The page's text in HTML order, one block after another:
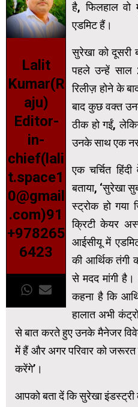
Lalit
Kumar(R
aju)
Editor-
in-
chief(lali
t.space1
0@gmail
.com)91
+978265
6423
है, फिलहाल वो
एडमिट हैं।
सुरेखा को दूसरी
पहले उन्हें साल
रिलीज़ होने के
बाद कुछ वक्त
ठीक हो गईं,
उनके साथ एक
एक चर्चित
बताया, ‘सुरेखा
स्ट्रोक हो गया
क्रिटी केयर
आईसीयू में
की आर्थिक तंगी
से मदद मांगी
कहना है कि
हालात अभी
से बात करते हुए उनके मैनेजर
में हैं और अगर परिवार को जरूरत
करेंगे’।
आपको बता दें कि सुरेखा इंडस्ट्री